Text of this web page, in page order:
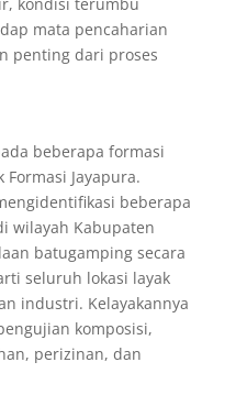
mata pencaharian
penting dari proses
beberapa formasi
Jayapura.
beberapa
wilayah Kabupaten
batugamping secara
seluruh lokasi layak
industri. Kelayakannya
komposisi,
perizinan, dan